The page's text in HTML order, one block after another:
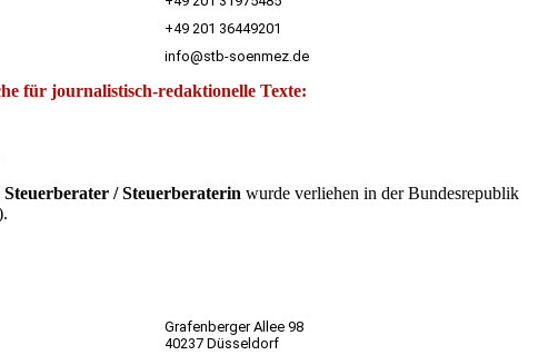
+49 201 36449201
info@stb-soenmez.de
für journalistisch-redaktionelle Texte:
Steuerberater / Steuerberaterin wurde verliehen in der Bundesrepublik
Grafenberger Allee 98
40237 Düsseldorf